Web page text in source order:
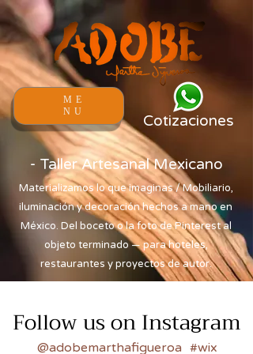
ME
NU
Cotizaciones
- Taller Artesanal Mexicano
Materializamos lo que imaginas / Mobiliario,
iluminación y decoración hechos a mano en
México. Del boceto o la foto de Pinterest al
objeto terminado — para hoteles,
restaurantes y proyectos de autor.
Follow us on Instagram
#wix
@adobemarthafigueroa